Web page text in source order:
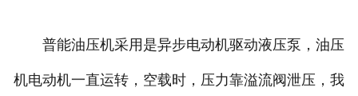
普能油压机采用是异步电动机驱动液压泵，油压
机电动机一直运转，空载时，压力靠溢流阀泄压，我